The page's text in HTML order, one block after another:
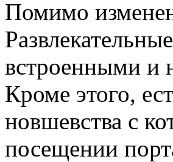
Помимо
встроенными и
Кроме этого,
новшевства с
посещении